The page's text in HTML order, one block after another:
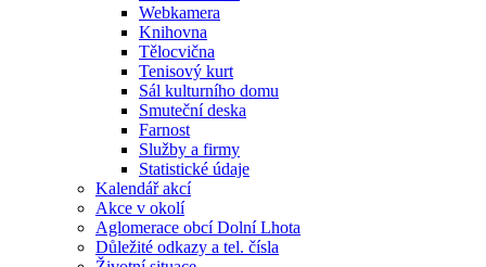
Webkamera
Knihovna
Tělocvična
Tenisový kurt
Sál kulturního domu
Smuteční deska
Farnost
Služby a firmy
Statistické údaje
Kalendář akcí
Akce v okolí
Aglomerace obcí Dolní Lhota
Důležité odkazy a tel. čísla